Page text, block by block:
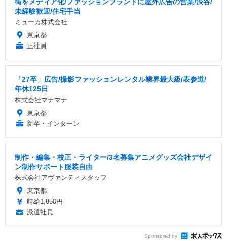
未経験歓迎/住宅手当
ミューカ株式会社
東京都
正社員
「27卒」広告/撮影ファッションレンタル業界最大級/表参道/
年休125日
株式会社マナマナ
東京都
新卒・インターン
制作・編集・校正・ライター/3名募集アニメグッズ会社デザイ
ン制作サポート服装自由
株式会社アヴァンティスタッフ
東京都
時給1,850円
派遣社員
Sponsored by